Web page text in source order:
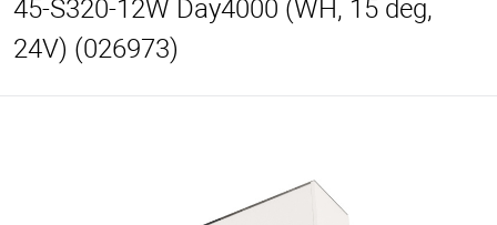
45-S320-12W Day4000 (WH, 15 deg,
24V) (026973)